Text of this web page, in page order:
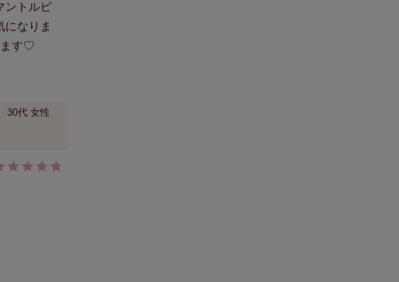
ントルピ
になりま
ます♡
30代 女性